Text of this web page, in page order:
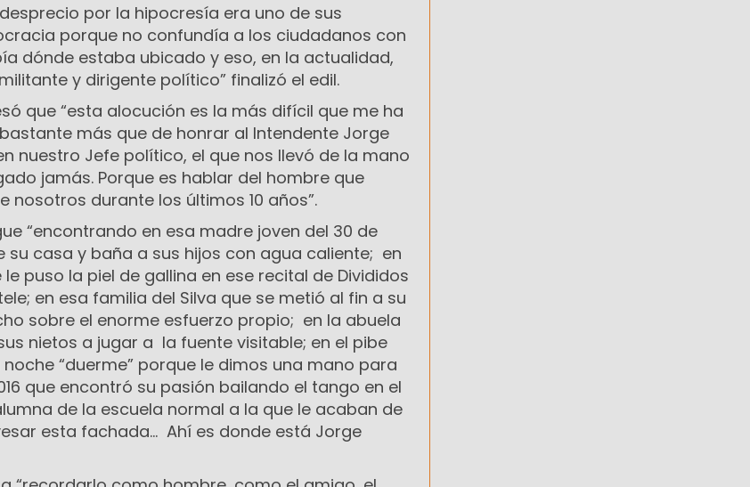
por la hipocresía era uno de sus
porque no confundía a los ciudadanos con
dónde estaba ubicado y eso, en la actualidad,
y dirigente político” finalizó el edil.
que “esta alocución es la más difícil que me ha
más que de honrar al Intendente Jorge
nuestro Jefe político, el que nos llevó de la mano
jamás. Porque es hablar del hombre que
nosotros durante los últimos 10 años”.
“encontrando en esa madre joven del 30 de
su casa y baña a sus hijos con agua caliente; en
puso la piel de gallina en ese recital de Divididos
en esa familia del Silva que se metió al fin a su
sobre el enorme esfuerzo propio; en la abuela
nietos a jugar a la fuente visitable; en el pibe
“duerme” porque le dimos una mano para
que encontró su pasión bailando el tango en el
de la escuela normal a la que le acaban de
esta fachada… Ahí es donde está Jorge